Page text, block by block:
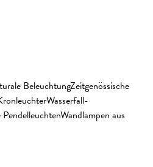
BeleuchtungZeitgenössische
Wasserfall-
Wandlampen aus